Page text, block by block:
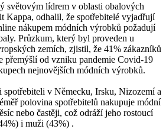
světovým lídrem v oblasti obalových
Kappa, odhalil, že spotřebitelé vyjadřují
nákupem módních výrobků požadují
Průzkum, který byl proveden u
zemích, zjistil, že 41% zákazníků
přemýšlí od vzniku pandemie Covid-19
nejnovějších módních výrobků.
spotřebiteli v Německu, Irsku, Nizozemí a
polovina spotřebitelů nakupuje módní
nebo častěji, což odráží jeho rostoucí
i muži (43%) .